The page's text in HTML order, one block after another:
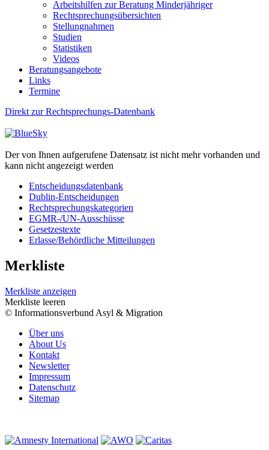
Arbeitshilfen zur Beratung Minderjähriger
Rechtsprechungsübersichten
Stellungnahmen
Studien
Statistiken
Videos
Beratungsangebote
Links
Termine
Direkt zur Rechtsprechungs-Datenbank
Der von Ihnen aufgerufene Datensatz ist nicht mehr vorhanden und
kann nicht angezeigt werden
Entscheidungsdatenbank
Dublin-Entscheidungen
Rechtsprechungskategorien
EGMR-/UN-Ausschüsse
Gesetzestexte
Erlasse/Behördliche Mitteilungen
Merkliste
Merkliste anzeigen
Merkliste leeren
© Informationsverbund Asyl & Migration
Über uns
About Us
Kontakt
Newsletter
Impressum
Datenschutz
Sitemap